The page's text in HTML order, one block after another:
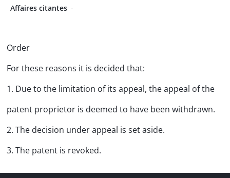
Affaires citantes -
Order
For these reasons it is decided that:
1. Due to the limitation of its appeal, the appeal of the
patent proprietor is deemed to have been withdrawn.
2. The decision under appeal is set aside.
3. The patent is revoked.